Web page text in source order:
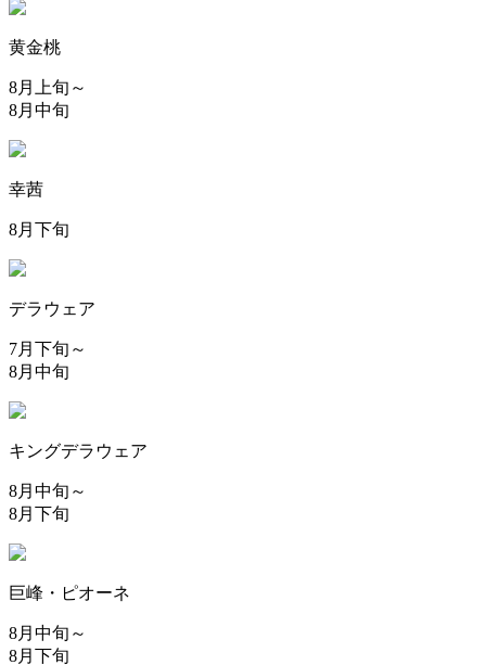
黄金桃
8月上旬～
8月中旬
幸茜
8月下旬
デラウェア
7月下旬～
8月中旬
キングデラウェア
8月中旬～
8月下旬
巨峰・ピオーネ
8月中旬～
8月下旬